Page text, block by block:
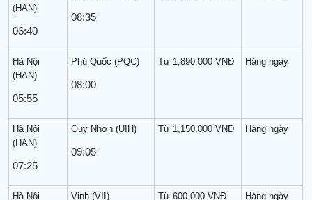
(HAN)
06:40
08:35
Hà Nội
(HAN)
05:55
Phú Quốc (PQC)
08:00
Từ 1,890,000 VNĐ Hàng ngày
Hà Nội
(HAN)
07:25
Quy Nhơn (UIH)
09:05
Từ 1,150,000 VNĐ Hàng ngày
Hà Nội
Vinh (VII) Từ 600,000 VNĐ Hàng ngày